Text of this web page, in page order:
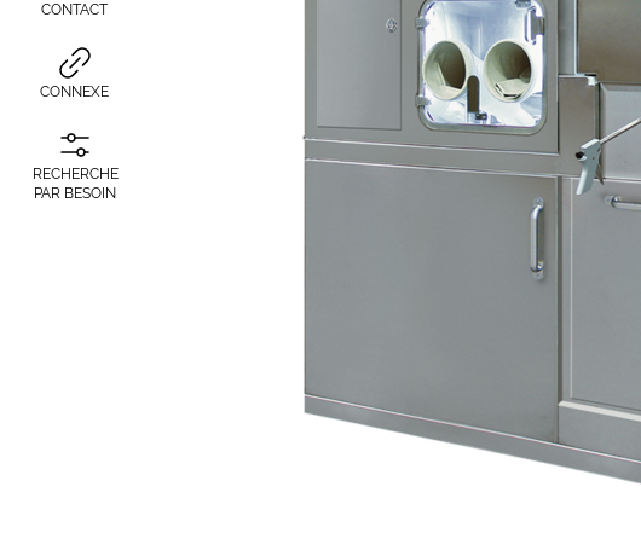
CONTACT
CONNEXE
RECHERCHE
PAR BESOIN